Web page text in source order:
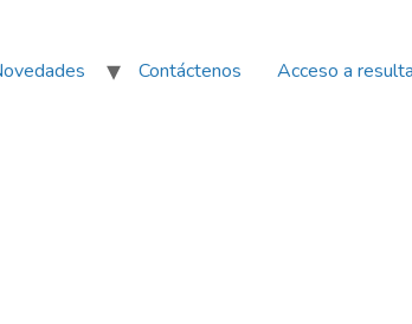
Contáctenos Acceso a